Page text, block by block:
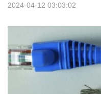
2024-04-12 03:03:02